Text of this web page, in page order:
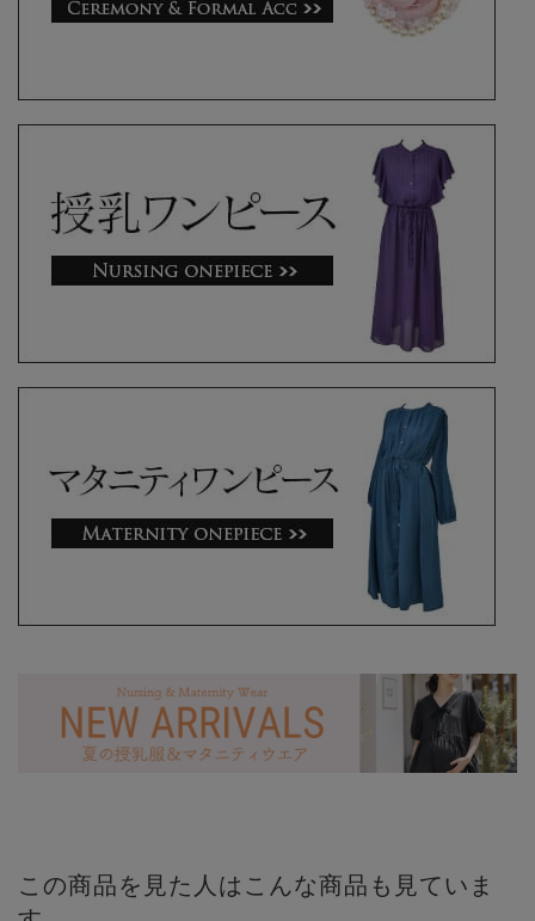
この商品を見た人はこんな商品も見ていま